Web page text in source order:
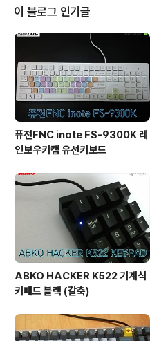
있으며 무거운 느낌입니다. Num
roll Lock은 LED가 달린 리니어 노란색
되었습니다. 불빛은 3 개의 키가 동일하
빛이 들어옵니다. 키보드 곳곳에 일반 키
힘든 특수 키들이 자리 잡고 있습니다.
특..
이 블로그 인기글
퓨전FNC inote FS-9300K 레
인보우키캡 유선키보드
ABKO HACKER K522 기계식
키패드 블랙 (갈축)